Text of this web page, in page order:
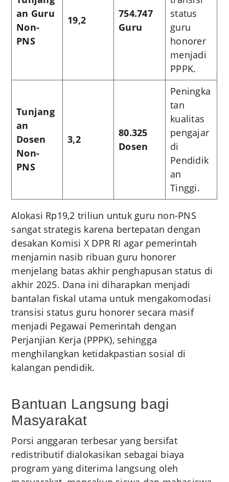
an Guru
Non-
PNS
19,2
754.747
Guru
status
guru
honorer
menjadi
PPPK.
Tunjang
an
Dosen
Non-
PNS
3,2
80.325
Dosen
Peningka
tan
kualitas
pengajar
di
Pendidik
an
Tinggi.
Alokasi Rp19,2 triliun untuk guru non-PNS
sangat strategis karena bertepatan dengan
desakan Komisi X DPR RI agar pemerintah
menjamin nasib ribuan guru honorer
menjelang batas akhir penghapusan status di
akhir 2025. Dana ini diharapkan menjadi
bantalan fiskal utama untuk mengakomodasi
transisi status guru honorer secara masif
menjadi Pegawai Pemerintah dengan
Perjanjian Kerja (PPPK), sehingga
menghilangkan ketidakpastian sosial di
kalangan pendidik.
Bantuan Langsung bagi
Masyarakat
Porsi anggaran terbesar yang bersifat
redistributif dialokasikan sebagai biaya
program yang diterima langsung oleh